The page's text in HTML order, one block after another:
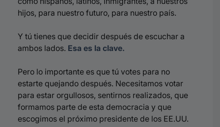
hijos, para nuestro futuro, para nuestro país.
Y tú tienes que decidir después de escuchar a
ambos lados. Esa es la clave.
Pero lo importante es que tú votes para no
estarte quejando después. Necesitamos votar
para estar orgullosos, sentirnos realizados, que
formamos parte de esta democracia y que
escogimos el próximo presidente de los EE.UU.